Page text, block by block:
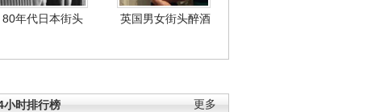
80年代日本街头 英国男女街头醉酒
更多
小时排行榜